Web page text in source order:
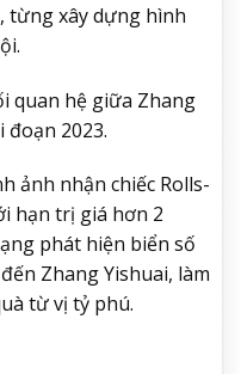
từng xây dựng hình
quan hệ giữa Zhang
đoạn 2023.
ảnh nhận chiếc Rolls-
hạn trị giá hơn 2
phát hiện biển số
Zhang Yishuai, làm
từ vị tỷ phú.